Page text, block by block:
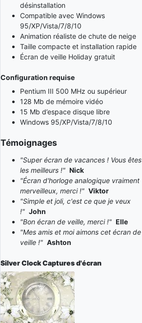
désinstallation
Compatible avec Windows
95/XP/Vista/7/8/10
Animation réaliste de chute de neige
Taille compacte et installation rapide
Écran de veille Holiday gratuit
Configuration requise
Pentium III 500 MHz ou supérieur
128 Mb de mémoire vidéo
15 Mb d’espace disque libre
Windows 95/XP/Vista/7/8/10
Témoignages
"Super écran de vacances ! Vous êtes
les meilleurs !" Nick
"Écran d'horloge analogique vraiment
merveilleux, merci !" Viktor
"Simple et joli, c'est ce que je veux
!" John
"Bon écran de veille, merci !" Elle
"Mes amis et moi aimons cet écran de
veille !" Ashton
Silver ClockCaptures d'écran